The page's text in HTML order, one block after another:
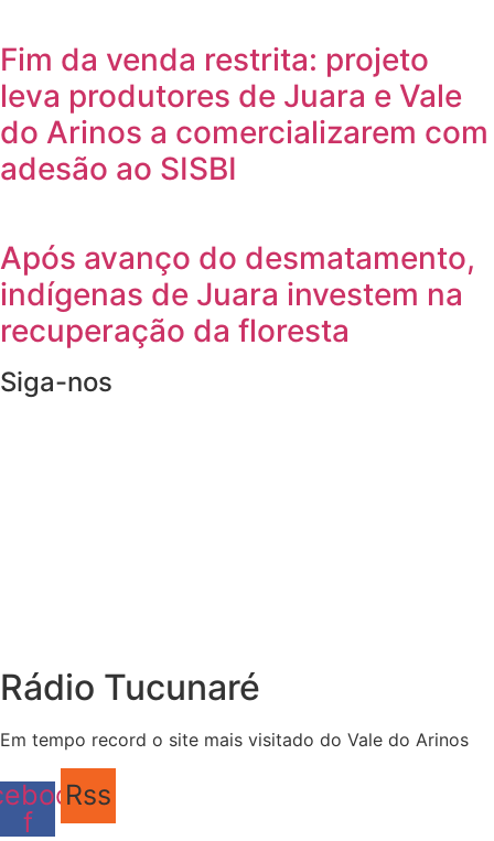
Fim da venda restrita: projeto
leva produtores de Juara e Vale
do Arinos a comercializarem com
adesão ao SISBI
Após avanço do desmatamento,
indígenas de Juara investem na
recuperação da floresta
Siga-nos
Rádio Tucunaré
Em tempo record o site mais visitado do Vale do Arinos
f
Rss